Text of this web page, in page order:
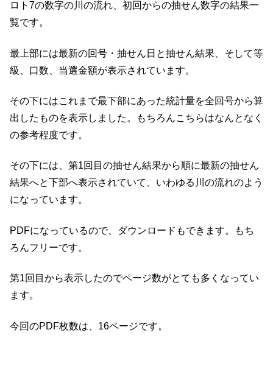
ロト7の数字の川の流れ、初回からの抽せん数字の結果一
覧です。
最上部には最新の回号・抽せん日と抽せん結果、そして等
級、口数、当選金額が表示されています。
その下にはこれまで最下部にあった統計量を全回号から算
出したものを表示しました。もちろんこちらはなんとなく
の参考程度です。
その下には、第1回目の抽せん結果から順に最新の抽せん
結果へと下部へ表示されていて、いわゆる川の流れのよう
になっています。
PDFになっているので、ダウンロードもできます。もち
ろんフリーです。
第1回目から表示したのでページ数がとても多くなってい
ます。
今回のPDF枚数は、16ページです。